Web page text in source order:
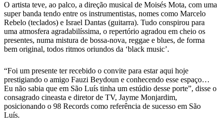
O artista teve, ao palco, a direção musical de Moisés Mota, com uma
super banda tendo entre os instrumentistas, nomes como Marcelo
Rebelo (teclados) e Israel Dantas (guitarra). Tudo conspirou para
uma atmosfera agradabilíssima, o repertório agradou em cheio os
presentes, numa mistura de bossa-nova, reggae e blues, de forma
bem original, todos ritmos oriundos da ‘black music’.
“Foi um presente ter recebido o convite para estar aqui hoje
prestigiando o amigo Fauzi Beydoun e conhecendo esse espaço…
Eu não sabia que em São Luís tinha um estúdio desse porte”, disse o
consagrado cineasta e diretor de TV, Jayme Monjardim,
posicionando o 98 Records como referência de sucesso em São
Luís.